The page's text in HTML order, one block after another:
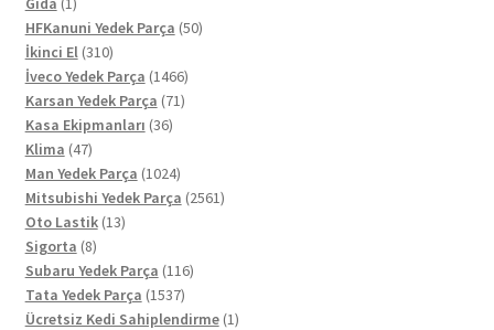
ürün
HFKanuni Yedek Parça 5050
İkinci El 310310
ürün
İveco Yedek Parça 14661466
ürün
Karsan Yedek Parça 7171
Kasa Ekipmanları 3636
Klima 4747
ürün
Man Yedek Parça 10241024
ürün
Mitsubishi Yedek Parça 25612561
Oto Lastik 1313
Sigorta 88
ürün
Subaru Yedek Parça 116116
Tata Yedek Parça 15371537
ürün
Ücretsiz Kedi Sahiplendirme 11